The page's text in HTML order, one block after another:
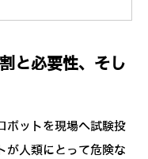
と必要性、そし
ットを現場へ試験投
が人類にとって危険な